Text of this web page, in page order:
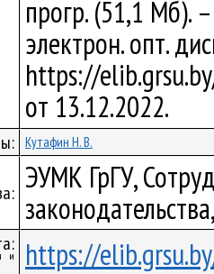
прогр. (51,1 Мб).
электрон. опт.
https://
от 13.12.2022.
Кутафин Н. В.
ЭУМК ГрГУ,
и https://